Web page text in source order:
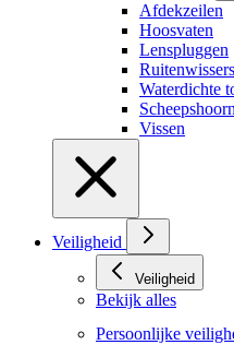
Afdekzeilen
Hoosvaten
Lenspluggen
Ruitenwissers
Waterdichte
Vissen
Veiligheid
Veiligheid
Bekijk alles
Persoonlijke